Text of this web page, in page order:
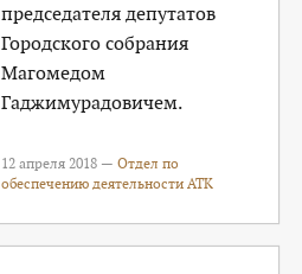
председателя депутатов
Городского собрания
Магомедом
Гаджимурадовичем.
12 апреля 2018 —Отдел по
обеспечению деятельности АТК